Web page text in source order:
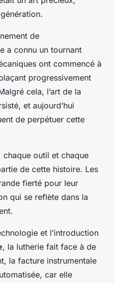
de
a connu un tournant
ont commencé à
progressivement
cela, l’art de la
et aujourd’hui
de perpétuer cette
chaque outil et chaque
de cette histoire. Les
fierté pour leur
qui se reflète dans la
et l’introduction
, la lutherie fait face à de
la facture instrumentale
car elle